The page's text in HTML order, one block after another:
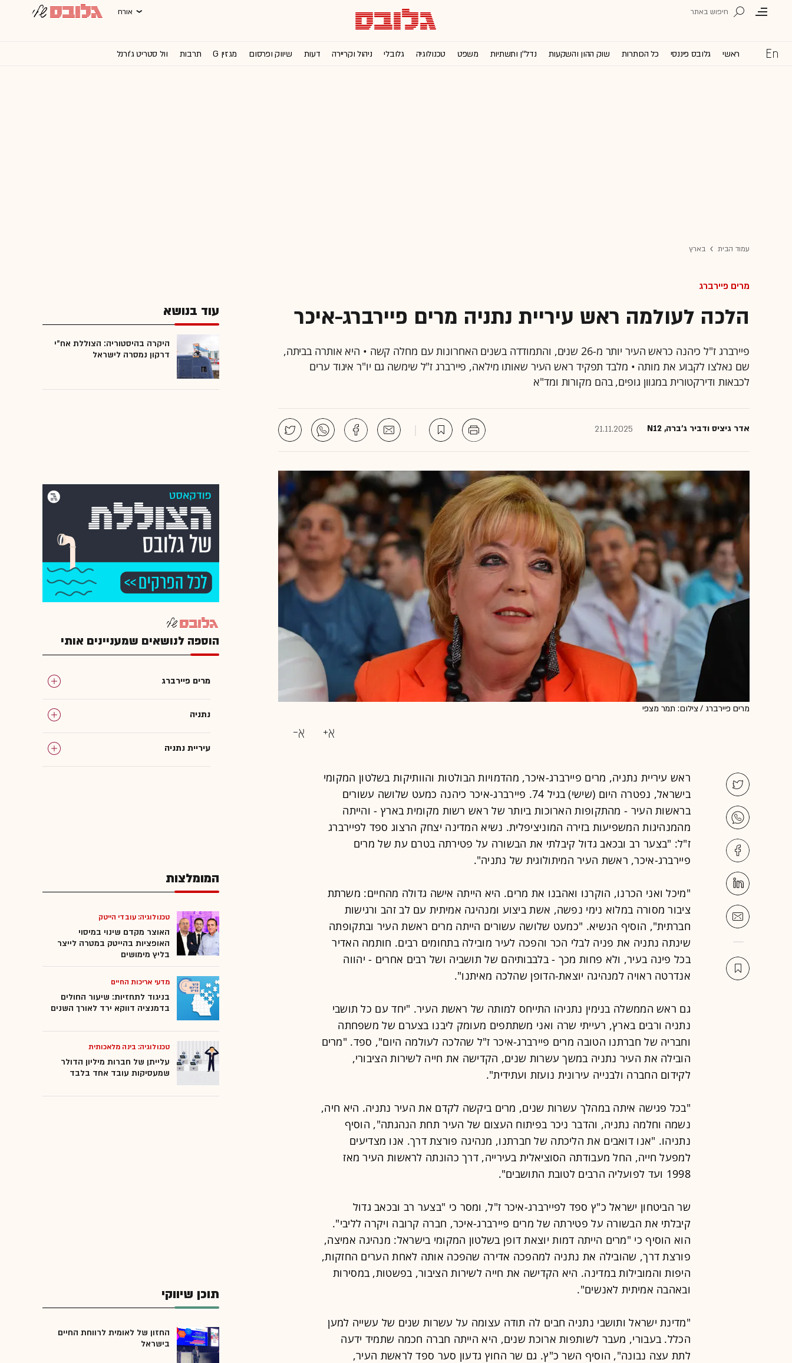
אורח
ראשי גלובס פיננסי כל הכותרות שוק ההון והשקעות נדל''ן ותשתיות משפט טכנולוגיה גלובלי ניהול וקריירה דעות שיווק ופרסום מגזין G תרבות וול סטריט ג'ורנל
עמוד הבית בארץ
מרים פיירברג
הלכה לעולמה ראש עיריית נתניה מרים פיירברג-איכר
פיירברג ז"ל כיהנה כראש העיר יותר מ-26 שנים, והתמודדה בשנים האחרונות עם מחלה קשה • היא אותרה בביתה,
שם נאלצו לקבוע את מותה • מלבד תפקיד ראש העיר שאותו מילאה, פיירברג ז"ל שימשה גם יו"ר איגוד ערים
לכבאות ודירקטורית במגוון גופים, בהם מקורות ומד"א
אדר גיציס ודביר ג'ברה, N12 21.11.2025
מרים פיירברג / צילום: תמר מצפי
ראש עיריית נתניה, מרים פיירברג-איכר, מהדמויות הבולטות והוותיקות בשלטון המקומי
בישראל, נפטרה היום (שישי) בגיל 74. פיירברג-איכר כיהנה כמעט שלושה עשורים
בראשות העיר - מהתקופות הארוכות ביותר של ראש רשות מקומית בארץ - והייתה
מהמנהיגות המשפיעות בזירה המוניציפלית. נשיא המדינה יצחק הרצוג ספד לפיירברג
ז"ל: "בצער רב ובכאב גדול קיבלתי את הבשורה על פטירתה בטרם עת של מרים
פיירברג-איכר, ראשת העיר המיתולוגית של נתניה".
"מיכל ואני הכרנו, הוקרנו ואהבנו את מרים. היא הייתה אישה גדולה מהחיים: משרתת
ציבור מסורה במלוא נימי נפשה, אשת ביצוע ומנהיגה אמיתית עם לב זהב ורגישות
חברתית", הוסיף הנשיא. "כמעט שלושה עשורים הייתה מרים ראשת העיר ובתקופתה
שינתה נתניה את פניה לבלי הכר והפכה לעיר מובילה בתחומים רבים. חותמה האדיר
בכל פינה בעיר, ולא פחות מכך - בלבבותיהם של תושביה ושל רבים אחרים - יהווה
אנדרטה ראויה למנהיגה יוצאת-הדופן שהלכה מאיתנו".
גם ראש הממשלה בנימין נתניהו התייחס למותה של ראשת העיר. "יחד עם כל תושבי
נתניה ורבים בארץ, רעייתי שרה ואני משתתפים מעומק ליבנו בצערם של משפחתה
וחבריה של חברתנו הטובה מרים פיירברג-איכר ז"ל שהלכה לעולמה היום", ספד. "מרים
הובילה את העיר נתניה במשך עשרות שנים, הקדישה את חייה לשירות הציבורי,
לקידום החברה ולבנייה עירונית נועזת ועתידית".
"בכל פגישה איתה במהלך עשרות שנים, מרים ביקשה לקדם את העיר נתניה. היא חיה,
נשמה וחלמה נתניה, והדבר ניכר בפיתוח העצום של העיר תחת הנהגתה", הוסיף
נתניהו. "אנו דואבים את הליכתה של חברתנו, מנהיגה פורצת דרך. אנו מצדיעים
למפעל חייה, החל מעבודתה הסוציאלית בעירייה, דרך כהונתה לראשות העיר מאז
1998 ועד לפועליה הרבים לטובת התושבים".
שר הביטחון ישראל כ"ץ ספד לפיירברג-איכר ז"ל, ומסר כי "בצער רב ובכאב גדול
קיבלתי את הבשורה על פטירתה של מרים פיירברג-איכר, חברה קרובה ויקרה לליבי".
הוא הוסיף כי "מרים הייתה דמות יוצאת דופן בשלטון המקומי בישראל: מנהיגה אמיצה,
פורצת דרך, שהובילה את נתניה למהפכה אדירה שהפכה אותה לאחת הערים החזקות,
היפות והמובילות במדינה. היא הקדישה את חייה לשירות הציבור, בפשטות, במסירות
ובאהבה אמיתית לאנשים".
"מדינת ישראל ותושבי נתניה חבים לה תודה עצומה על עשרות שנים של עשייה למען
הכלל. בעבורי, מעבר לשותפות ארוכת שנים, היא הייתה חברה חכמה שתמיד ידעה
לתת עצה נבונה", הוסיף השר כ"ץ. גם שר החוץ גדעון סער ספד לראשת העיר,
עוד בנושא
היקרה בהיסטוריה: הצוללת אח"י
דרקון נמסרה לישראל
הוספה לנושאים שמעניינים אותי
מרים פיירברג
נתניה
עיריית נתניה
המומלצות
טכנולוגיה: עובדי הייטק
האוצר מקדם שינוי במיסוי
האופציות בהייטק במטרה לייצר
בליץ מימושים
מדעי אריכות החיים
בניגוד לתחזיות: שיעור החולים
בדמנציה דווקא ירד לאורך השנים
טכנולוגיה: בינה מלאכותית
עלייתן של חברות מיליון הדולר
שמעסיקות עובד אחד בלבד
תוכן שיווקי
החזון של לאומית לרווחת החיים
בישראל